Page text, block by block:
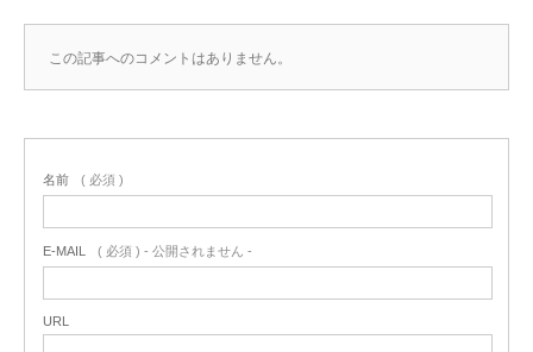
この記事へのコメントはありません。
名前 ( 必須 )
E-MAIL ( 必須 ) - 公開されません -
URL